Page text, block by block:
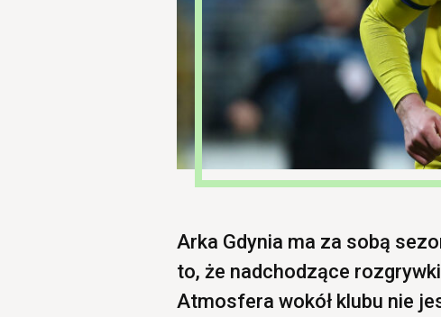
Arka Gdynia ma za sobą
to, że nadchodzące
Atmosfera wokół klubu nie